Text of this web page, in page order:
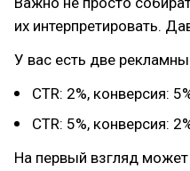
их интерпретировать.
У вас есть две
CTR: 2%, конверсия:
CTR: 5%, конверсия:
На первый взгляд может